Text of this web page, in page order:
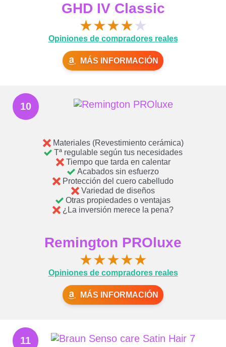
GHD IV Classic
★★★★★
Opiniones de compradores reales
MÁS INFORMACIÓN
10
Materiales (Revestimiento cerámica)
Tª regulable según tus necesidades
Tiempo que tarda en calentar
Acabados sin esfuerzo
Protección del cuero cabelludo
Variedad de diseños
Otras propiedades o ventajas
¿La inversión merece la pena?
Remington PROluxe
★★★★★
Opiniones de compradores reales
MÁS INFORMACIÓN
11